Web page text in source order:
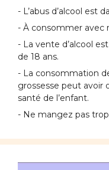
- L’abus d’alcool est
- À consommer avec
- La vente d’alcool
de 18 ans.
- La consommation
grossesse peut avoir
santé de l’enfant.
- Ne mangez pas